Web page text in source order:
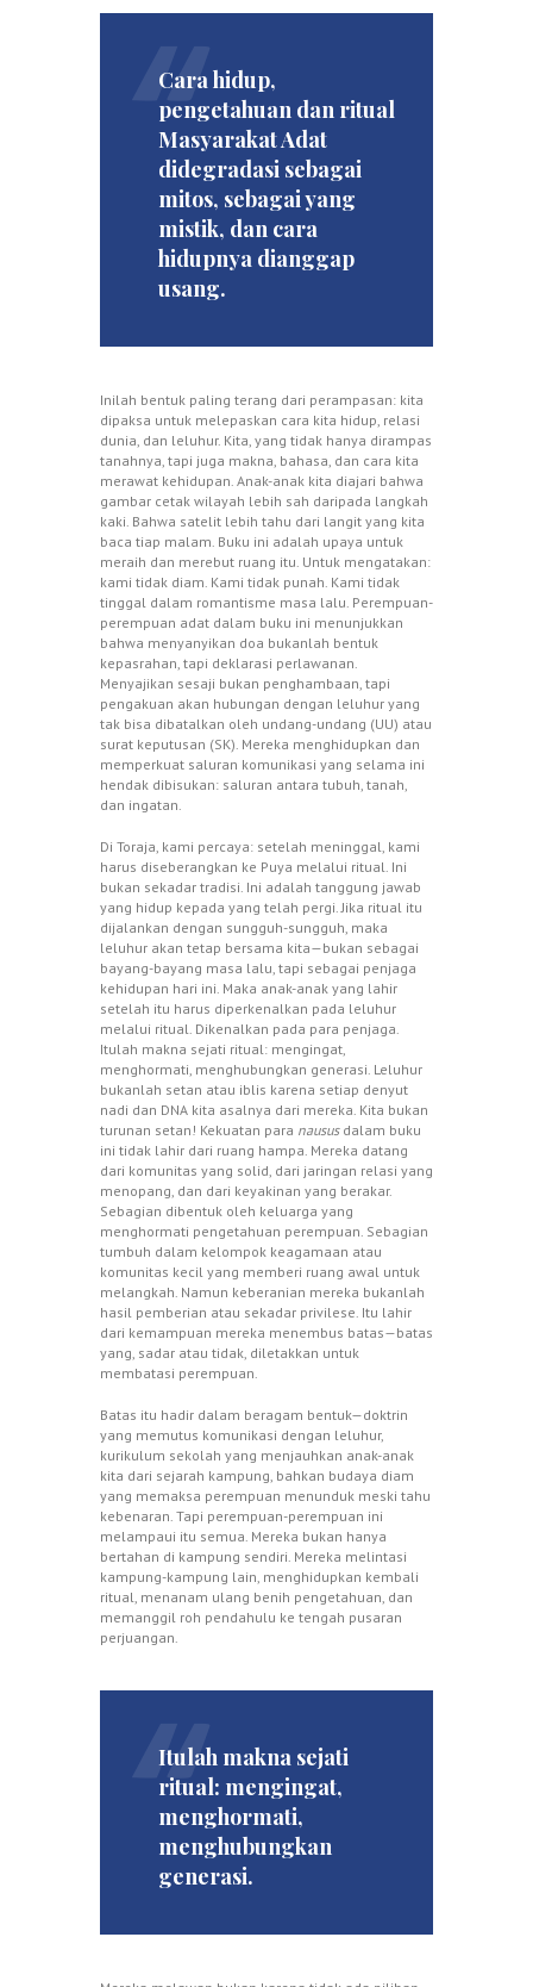
Cara hidup,
pengetahuan dan ritual
Masyarakat Adat
didegradasi sebagai
mitos, sebagai yang
mistik, dan cara
hidupnya dianggap
usang.
Inilah bentuk paling terang dari perampasan: kita
dipaksa untuk melepaskan cara kita hidup, relasi
dunia, dan leluhur. Kita, yang tidak hanya dirampas
tanahnya, tapi juga makna, bahasa, dan cara kita
merawat kehidupan. Anak-anak kita diajari bahwa
gambar cetak wilayah lebih sah daripada langkah
kaki. Bahwa satelit lebih tahu dari langit yang kita
baca tiap malam. Buku ini adalah upaya untuk
meraih dan merebut ruang itu. Untuk mengatakan:
kami tidak diam. Kami tidak punah. Kami tidak
tinggal dalam romantisme masa lalu. Perempuan-
perempuan adat dalam buku ini menunjukkan
bahwa menyanyikan doa bukanlah bentuk
kepasrahan, tapi deklarasi perlawanan.
Menyajikan sesaji bukan penghambaan, tapi
pengakuan akan hubungan dengan leluhur yang
tak bisa dibatalkan oleh undang-undang (UU) atau
surat keputusan (SK). Mereka menghidupkan dan
memperkuat saluran komunikasi yang selama ini
hendak dibisukan: saluran antara tubuh, tanah,
dan ingatan.
Di Toraja, kami percaya: setelah meninggal, kami
harus diseberangkan ke Puya melalui ritual. Ini
bukan sekadar tradisi. Ini adalah tanggung jawab
yang hidup kepada yang telah pergi. Jika ritual itu
dijalankan dengan sungguh-sungguh, maka
leluhur akan tetap bersama kita—bukan sebagai
bayang-bayang masa lalu, tapi sebagai penjaga
kehidupan hari ini. Maka anak-anak yang lahir
setelah itu harus diperkenalkan pada leluhur
melalui ritual. Dikenalkan pada para penjaga.
Itulah makna sejati ritual: mengingat,
menghormati, menghubungkan generasi. Leluhur
bukanlah setan atau iblis karena setiap denyut
nadi dan DNA kita asalnya dari mereka. Kita bukan
turunan setan! Kekuatan para naususdalam buku
ini tidak lahir dari ruang hampa. Mereka datang
dari komunitas yang solid, dari jaringan relasi yang
menopang, dan dari keyakinan yang berakar.
Sebagian dibentuk oleh keluarga yang
menghormati pengetahuan perempuan. Sebagian
tumbuh dalam kelompok keagamaan atau
komunitas kecil yang memberi ruang awal untuk
melangkah. Namun keberanian mereka bukanlah
hasil pemberian atau sekadar privilese. Itu lahir
dari kemampuan mereka menembus batas—batas
yang, sadar atau tidak, diletakkan untuk
membatasi perempuan.
Batas itu hadir dalam beragam bentuk—doktrin
yang memutus komunikasi dengan leluhur,
kurikulum sekolah yang menjauhkan anak-anak
kita dari sejarah kampung, bahkan budaya diam
yang memaksa perempuan menunduk meski tahu
kebenaran. Tapi perempuan-perempuan ini
melampaui itu semua. Mereka bukan hanya
bertahan di kampung sendiri. Mereka melintasi
kampung-kampung lain, menghidupkan kembali
ritual, menanam ulang benih pengetahuan, dan
memanggil roh pendahulu ke tengah pusaran
perjuangan.
Itulah makna sejati
ritual: mengingat,
menghormati,
menghubungkan
generasi.